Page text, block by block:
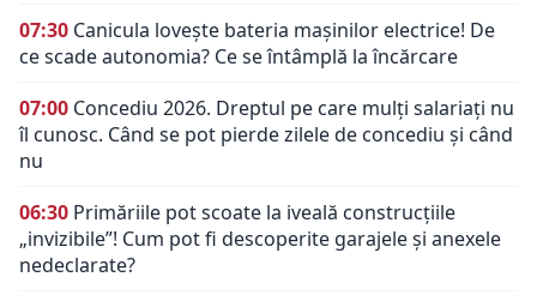
07:30 Canicula lovește bateria mașinilor electrice! De
ce scade autonomia? Ce se întâmplă la încărcare
07:00 Concediu 2026. Dreptul pe care mulți salariați nu
îl cunosc. Când se pot pierde zilele de concediu și când
nu
06:30 Primăriile pot scoate la iveală construcțiile
„invizibile”! Cum pot fi descoperite garajele și anexele
nedeclarate?